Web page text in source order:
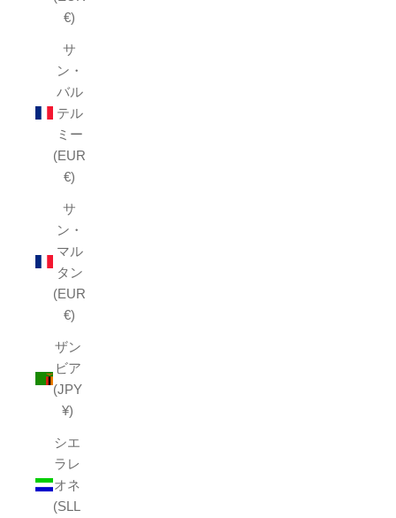
€)
サ
ン・
バル
テル
ミー
(EUR
€)
サ
ン・
マル
タン
(EUR
€)
ザン
ビア
(JPY
¥)
シエ
ラレ
オネ
(SLL